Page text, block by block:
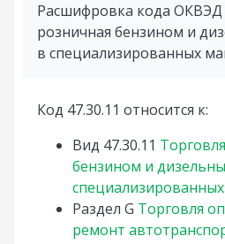
Расшифровка кода ОКВЭД
розничная бензином и
в специализированных
Код 47.30.11 относится к:
Вид 47.30.11
бензином и
Раздел G Торговля
ремонт